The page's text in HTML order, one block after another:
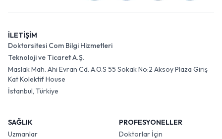
İLETİŞİM
Doktorsitesi Com Bilgi Hizmetleri
Teknoloji ve Ticaret A.Ş.
Maslak Mah. Ahi Evran Cd. A.O.S 55 Sokak No:2 Aksoy Plaza Giriş
Kat Kolektif House
İstanbul, Türkiye
SAĞLIK
Uzmanlar
PROFESYONELLER
Doktorlar İçin